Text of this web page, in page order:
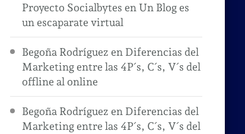
Proyecto Socialbytes en Un Blog es
un escaparate virtual
Begoña Rodríguez en Diferencias del
Marketing entre las 4P´s, C´s, V´s del
offline al online
Begoña Rodríguez en Diferencias del
Marketing entre las 4P´s, C´s, V´s del